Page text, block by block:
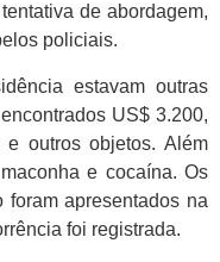
de abordagem,
policiais.
estavam outras
US$ 3.200,
outros objetos. Além
e cocaína. Os
apresentados na
foi registrada.